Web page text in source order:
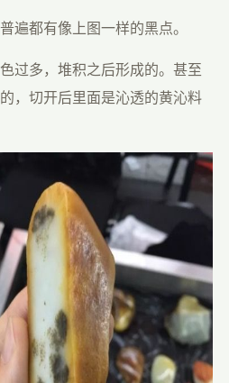
都有像上图一样的黑点。
多，堆积之后形成的。甚至
，切开后里面是沁透的黄沁料